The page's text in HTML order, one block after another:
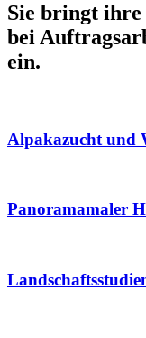
Sie bringt
bei
ein.
Alpakazucht und
Panoramamaler